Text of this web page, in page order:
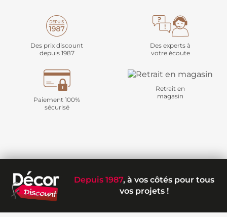
Des prix discount
depuis 1987
Des experts à
votre écoute
Paiement 100%
sécurisé
Retrait en
magasin
Depuis 1987, à vos côtés pour tous
vos projets !